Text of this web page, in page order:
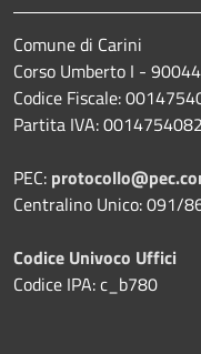
Comune di Carini
Corso Umberto I -
Codice Fiscale:
Partita IVA:
PEC:
Centralino Unico: 091/
Codice Univoco Uffici
Codice IPA: c_b780